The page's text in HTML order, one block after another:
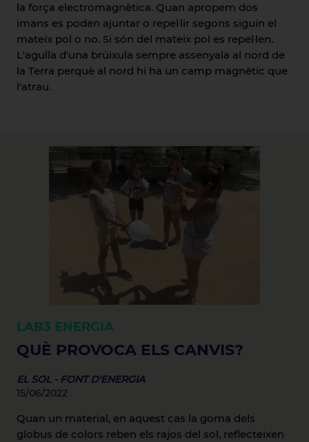
la força electromagnètica. Quan apropem dos
imans es poden ajuntar o repel·lir segons siguin el
mateix pol o no. Si són del mateix pol es repel·len.
L'agulla d'una brúixula sempre assenyala al nord de
la Terra perquè al nord hi ha un camp magnètic que
l'atrau.
LAB3 ENERGIA
QUÈ PROVOCA ELS CANVIS?
EL SOL - FONT D'ENERGIA
15/06/2022
Quan un material, en aquest cas la goma dels
globus de colors reben els rajos del sol, reflecteixen